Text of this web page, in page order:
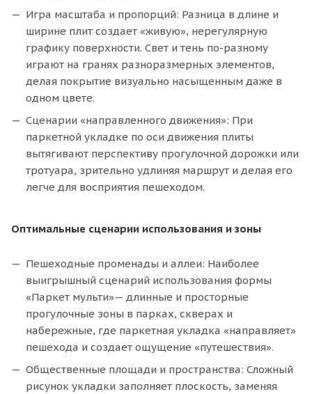
Игра масштаба и пропорций: Разница в длине и
ширине плит создает «живую», нерегулярную
графику поверхности. Свет и тень по-разному
играют на гранях разноразмерных элементов,
делая покрытие визуально насыщенным даже в
одном цвете.
Сценарии «направленного движения»: При
паркетной укладке по оси движения плиты
вытягивают перспективу прогулочной дорожки или
тротуара, зрительно удлиняя маршрут и делая его
легче для восприятия пешеходом.
Оптимальные сценарии использования и зоны
Пешеходные променады и аллеи: Наиболее
выигрышный сценарий использования формы
«Паркет мульти»— длинные и просторные
прогулочные зоны в парках, скверах и
набережные, где паркетная укладка «направляет»
пешехода и создает ощущение «путешествия».
Общественные площади и пространства: Сложный
рисунок укладки заполняет плоскость, заменяя